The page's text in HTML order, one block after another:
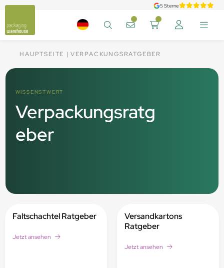
5 Sterne
HAUPTSEITE VERPACKUNGSRATGEBER
WISSENSTWERT
Verpackungsratg
eber
Faltschachtel Ratgeber
Jetzt ansehen
Versandkartons
Ratgeber
Jetzt ansehen